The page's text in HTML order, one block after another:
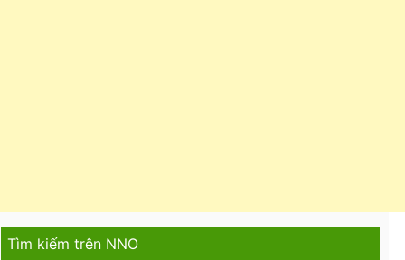
Tìm kiếm trên NNO